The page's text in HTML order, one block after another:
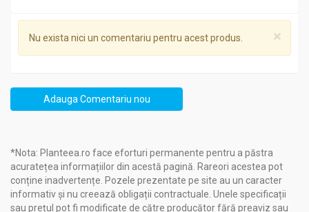
calitatea acestuia.
Cura cu VERMODREN durează între 3 și 7 zile, durata minimă
diagnosticată.
În curaprofilactică(de prevenție) de 3 zile, se ia câte 1 capsulă
dimineața și seara.
×
Nu exista nici un comentariu pentru acest produs.
Adauga Comentariu nou
*Nota: Planteea.ro face eforturi permanente pentru a păstra
acuratețea informațiilor din acestă pagină. Rareori acestea pot
conține inadvertențe. Pozele prezentate pe site au un caracter
informativ și nu creează obligații contractuale. Unele specificații
sau prețul pot fi modificate de către producător fără preaviz sau